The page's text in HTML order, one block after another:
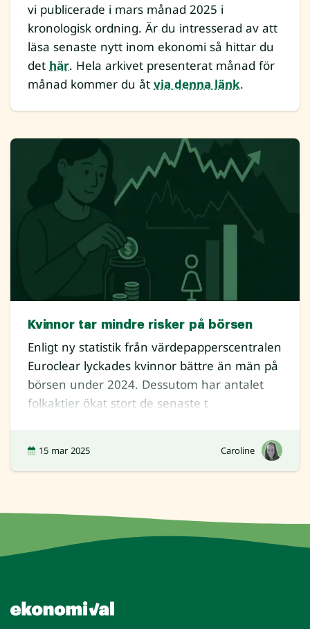
vi publicerade i mars månad 2025 i
kronologisk ordning. Är du intresserad av att
läsa senaste nytt inom ekonomi så hittar du
det här. Hela arkivet presenterat månad för
månad kommer du åt via denna länk.
Kvinnor tar mindre risker på börsen
Enligt ny statistik från värdepapperscentralen
Euroclear lyckades kvinnor bättre än män på
börsen under 2024. Dessutom har antalet
folkaktier ökat stort de senaste t
15 mar 2025 Caroline